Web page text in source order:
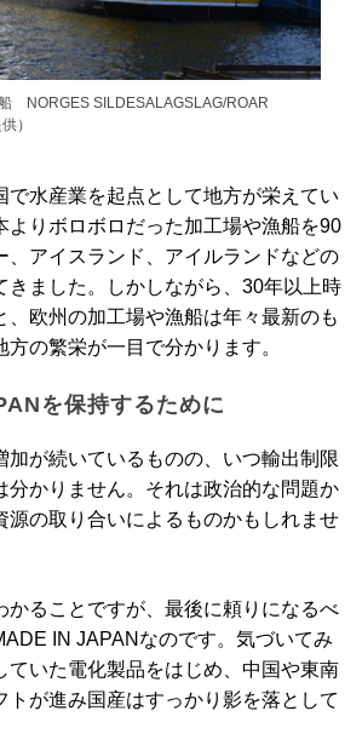
NORGES SILDESALAGSLAG/ROAR
）
水産業を起点として地方が栄えてい
よりボロボロだった加工場や漁船を90
、アイスランド、アイルランドなどの
きました。しかしながら、30年以上時
、欧州の加工場や漁船は年々最新のも
の繁栄が一目で分かります。
を保持するために
が続いているものの、いつ輸出制限
分かりません。それは政治的な問題か
源の取り合いによるものかもしれませ
ることですが、最後に頼りになるべ
IN JAPANなのです。気づいてみ
ていた電化製品をはじめ、中国や東南
トが進み国産はすっかり影を落として